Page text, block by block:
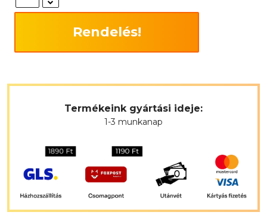
Rendelés!
Termékeink gyártási ideje:
1-3 munkanap